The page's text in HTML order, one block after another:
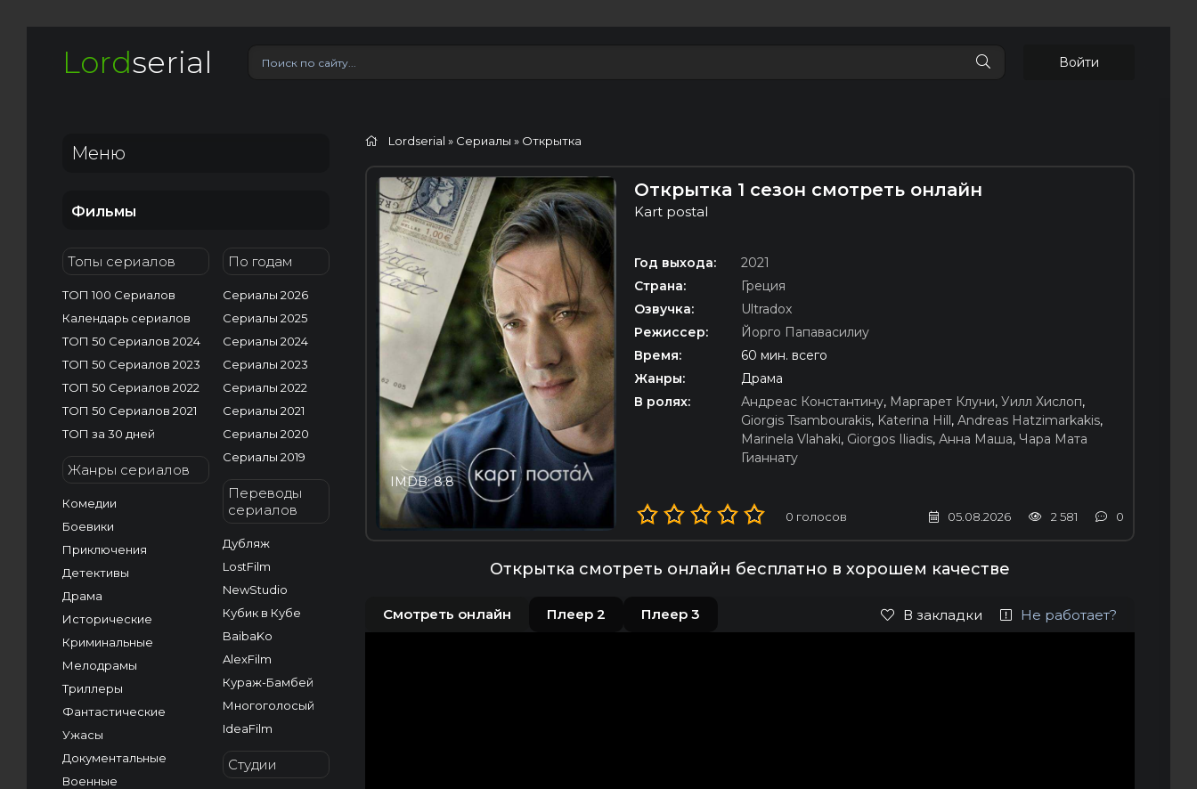
Lordserial Войти
Меню
Фильмы
Топы сериалов
ТОП 100 Сериалов
Календарь сериалов
ТОП 50 Сериалов 2024
ТОП 50 Сериалов 2023
ТОП 50 Сериалов 2022
ТОП 50 Сериалов 2021
ТОП за 30 дней
Жанры сериалов
Комедии
Боевики
Приключения
Детективы
Драма
Исторические
Криминальные
Мелодрамы
Триллеры
Фантастические
Ужасы
Документальные
Военные
По годам
Сериалы 2026
Сериалы 2025
Сериалы 2024
Сериалы 2023
Сериалы 2022
Сериалы 2021
Сериалы 2020
Сериалы 2019
Переводы
сериалов
Дубляж
LostFilm
NewStudio
Кубик в Кубе
BaibaKo
AlexFilm
Кураж-Бамбей
Многоголосый
IdeaFilm
Студии
Lordserial » Сериалы » Открытка
IMDB: 8.8
Открытка 1 сезон смотреть онлайн
Kart postal
Год выхода:
2021
Страна:
Греция
Озвучка:
Ultradox
Режиссер:
Йорго Папавасилиу
Время:
60 мин. всего
Жанры:
Драма
В ролях:
Андреас Константину, Маргарет Клуни, Уилл Хислоп,
Giorgis Tsambourakis, Katerina Hill, Andreas Hatzimarkakis,
Marinela Vlahaki, Giorgos Iliadis, Анна Маша, Чара Мата
Гианнату
0 голосов 05.08.2026 2 581 0
Открытка смотреть онлайн бесплатно в хорошем качестве
Смотреть онлайн Плеер 2 Плеер 3 В закладки Не работает?